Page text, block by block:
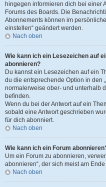
hingegen informieren dich bei einer
Forums des Boards. Die
Abonnements können im
einstellen“ geändert werden.
Nach oben
Wie kann ich ein Lesezeichen auf
abonnieren?
Du kannst ein Lesezeichen auf ein
du die entsprechende Option in den
normalerweise ober- und unterhalb
befinden.
Wenn du bei der Antwort auf ein
sobald eine Antwort geschrieben
für dich abonniert.
Nach oben
Wie kann ich ein Forum
Um ein Forum zu abonnieren,
abonnieren“, der sich meist am
Nach oben